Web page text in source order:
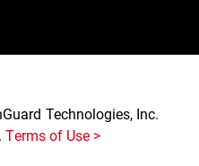
Technologies, Inc.
Terms of Use >